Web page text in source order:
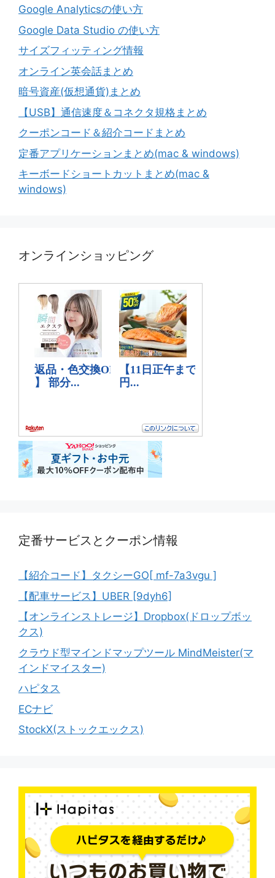
Google Analyticsの使い方
Google Data Studio の使い方
サイズフィッティング情報
オンライン英会話まとめ
暗号資産(仮想通貨)まとめ
【USB】通信速度＆コネクタ規格まとめ
クーポンコード＆紹介コードまとめ
定番アプリケーションまとめ(mac & windows)
キーボードショートカットまとめ(mac &
windows)
オンラインショッピング
定番サービスとクーポン情報
【紹介コード】タクシーGO[ mf-7a3vgu ]
【配車サービス】UBER [9dyh6]
【オンラインストレージ】Dropbox(ドロップボッ
クス)
クラウド型マインドマップツール MindMeister(マ
インドマイスター)
ハピタス
ECナビ
StockX(ストックエックス)